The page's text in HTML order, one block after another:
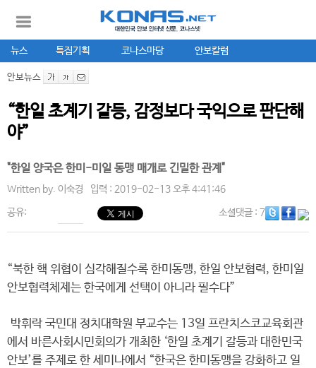
뉴스 특집기획 코나스마당 안보칼럼
안보뉴스
“한일 초계기 갈등, 감정보다 국익으로 판단해
야”
"한일 양국은 한미-미일 동맹 매개로 긴밀한 관계"
Written by. 이숙경 입력 : 2019-02-13 오후 4:41:46
공유: 소셜댓글: 7
“북한 핵 위협이 심각해질수록 한미동맹, 한일 안보협력, 한미일
안보협력체제는 한국에게 선택이 아니라 필수다”
박휘락 국민대 정치대학원 부교수는 13일 프란치스코교육회관
에서 바른사회시민회의가 개최한 ‘한일 초계기 갈등과 대한민국
안보’를 주제로 한 세미나에서 “한국은 한미동맹을 강화하고 일